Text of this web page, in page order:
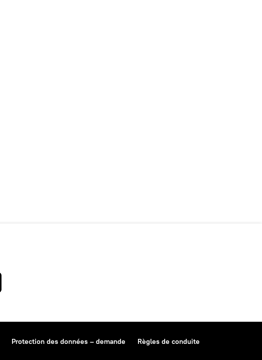
Protection des données – demande
Règles de conduite